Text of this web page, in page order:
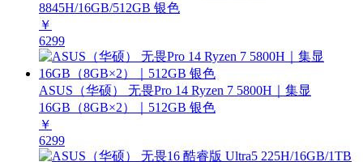
8845H/16GB/512GB 银色
￥
6299
ASUS（华硕） 无畏Pro 14 Ryzen 7 5800H｜集显
16GB（8GB×2）｜512GB 银色
￥
6299